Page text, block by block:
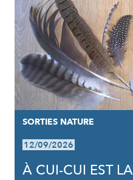
SORTIES NATURE
12/09/2026
À CUI-CUI EST